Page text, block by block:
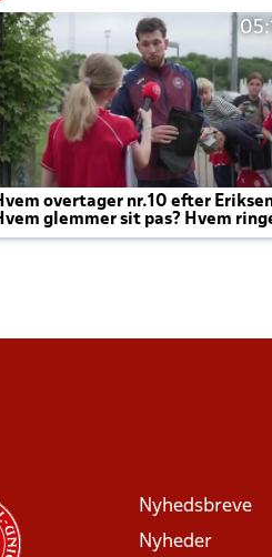
overtager nr.10 efter
glemmer sit pas? Hvem
altid til efter kampe?
Nyhedsbreve
Nyheder